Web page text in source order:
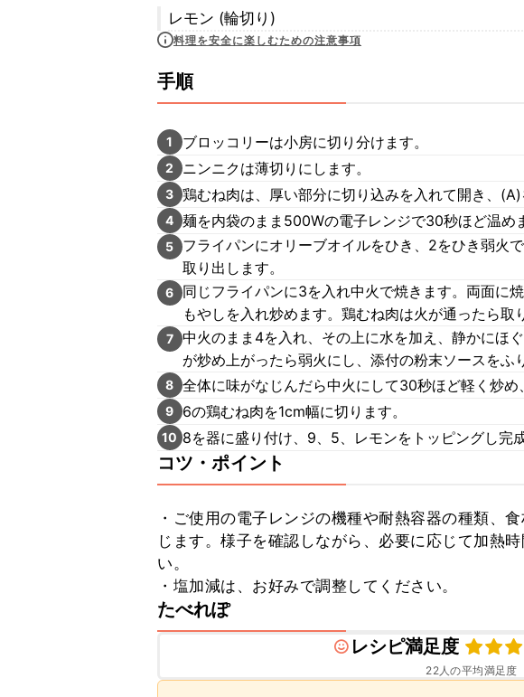
レモン (輪切り)
料理を安全に楽しむための注意事項
手順
1 ブロッコリーは小房に切り分けます。
2 ニンニクは薄切りにします。
3 鶏むね肉は、厚い部分に切り込みを入れて開き、(A)
4 麺を内袋のまま500Wの電子レンジで30秒ほど温め
5
フライパンにオリーブオイルをひき、2をひき弱火
取り出します。
6
同じフライパンに3を入れ中火で焼きます。両面に
もやしを入れ炒めます。鶏むね肉は火が通ったら取
7 中火のまま4を入れ、その上に水を加え、静かにほ
が炒め上がったら弱火にし、添付の粉末ソースをふ
8 全体に味がなじんだら中火にして30秒ほど軽く炒め
9 6の鶏むね肉を1cm幅に切ります。
10 8を器に盛り付け、9、5、レモンをトッピングし完成
コツ・ポイント
・ご使用の電子レンジの機種や耐熱容器の種類、
じます。様子を確認しながら、必要に応じて加熱
い。
・塩加減は、お好みで調整してください。
たべれぽ
レシピ満足度
22人の平均満足度